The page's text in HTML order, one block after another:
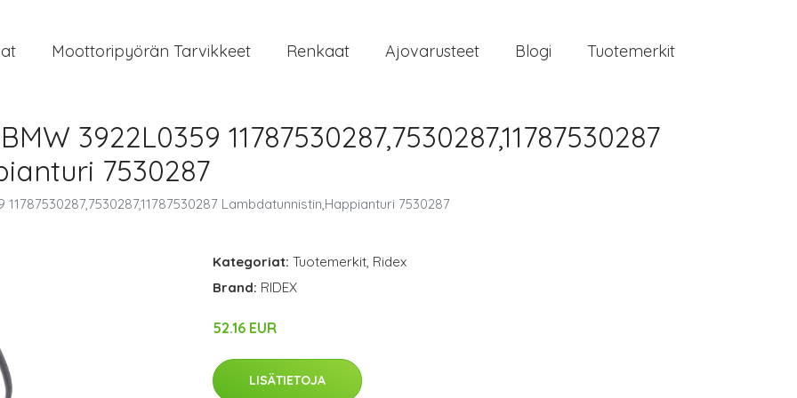
Moottoripyörän Tarvikkeet Renkaat Ajovarusteet Blogi Tuotemerkit
3922L0359 11787530287,7530287,11787530287
7530287
Lambdatunnistin,Happianturi 7530287
Kategoriat: Tuotemerkit, Ridex
Brand: RIDEX
52.16 EUR
LISÄTIETOJA